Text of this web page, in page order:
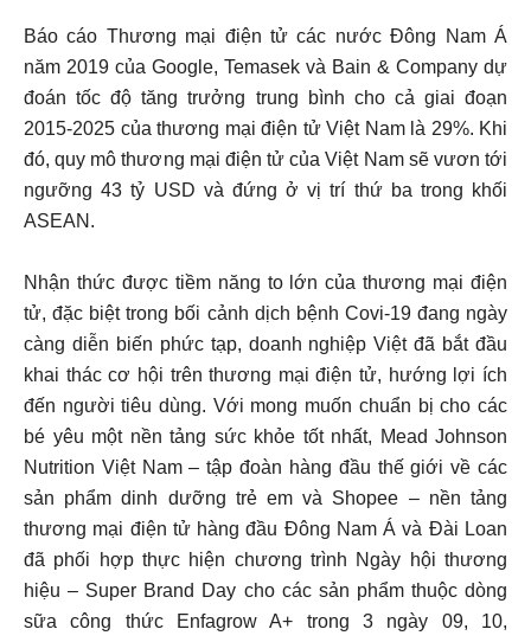
Báo cáo Thương mại điện tử các nước Đông Nam Á
năm 2019 của Google, Temasek và Bain & Company dự
đoán tốc độ tăng trưởng trung bình cho cả giai đoạn
2015-2025 của thương mại điện tử Việt Nam là 29%. Khi
đó, quy mô thương mại điện tử của Việt Nam sẽ vươn tới
ngưỡng 43 tỷ USD và đứng ở vị trí thứ ba trong khối
ASEAN.
Nhận thức được tiềm năng to lớn của thương mại điện
tử, đặc biệt trong bối cảnh dịch bệnh Covi-19 đang ngày
càng diễn biến phức tạp, doanh nghiệp Việt đã bắt đầu
khai thác cơ hội trên thương mại điện tử, hướng lợi ích
đến người tiêu dùng. Với mong muốn chuẩn bị cho các
bé yêu một nền tảng sức khỏe tốt nhất, Mead Johnson
Nutrition Việt Nam – tập đoàn hàng đầu thế giới về các
sản phẩm dinh dưỡng trẻ em và Shopee – nền tảng
thương mại điện tử hàng đầu Đông Nam Á và Đài Loan
đã phối hợp thực hiện chương trình Ngày hội thương
hiệu – Super Brand Day cho các sản phẩm thuộc dòng
sữa công thức Enfagrow A+ trong 3 ngày 09, 10,